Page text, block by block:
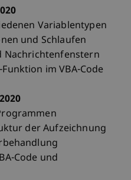
Variablentypen
und Schlaufen
Nachrichtenfenstern
im VBA-Code
der Aufzeichnung
Code und